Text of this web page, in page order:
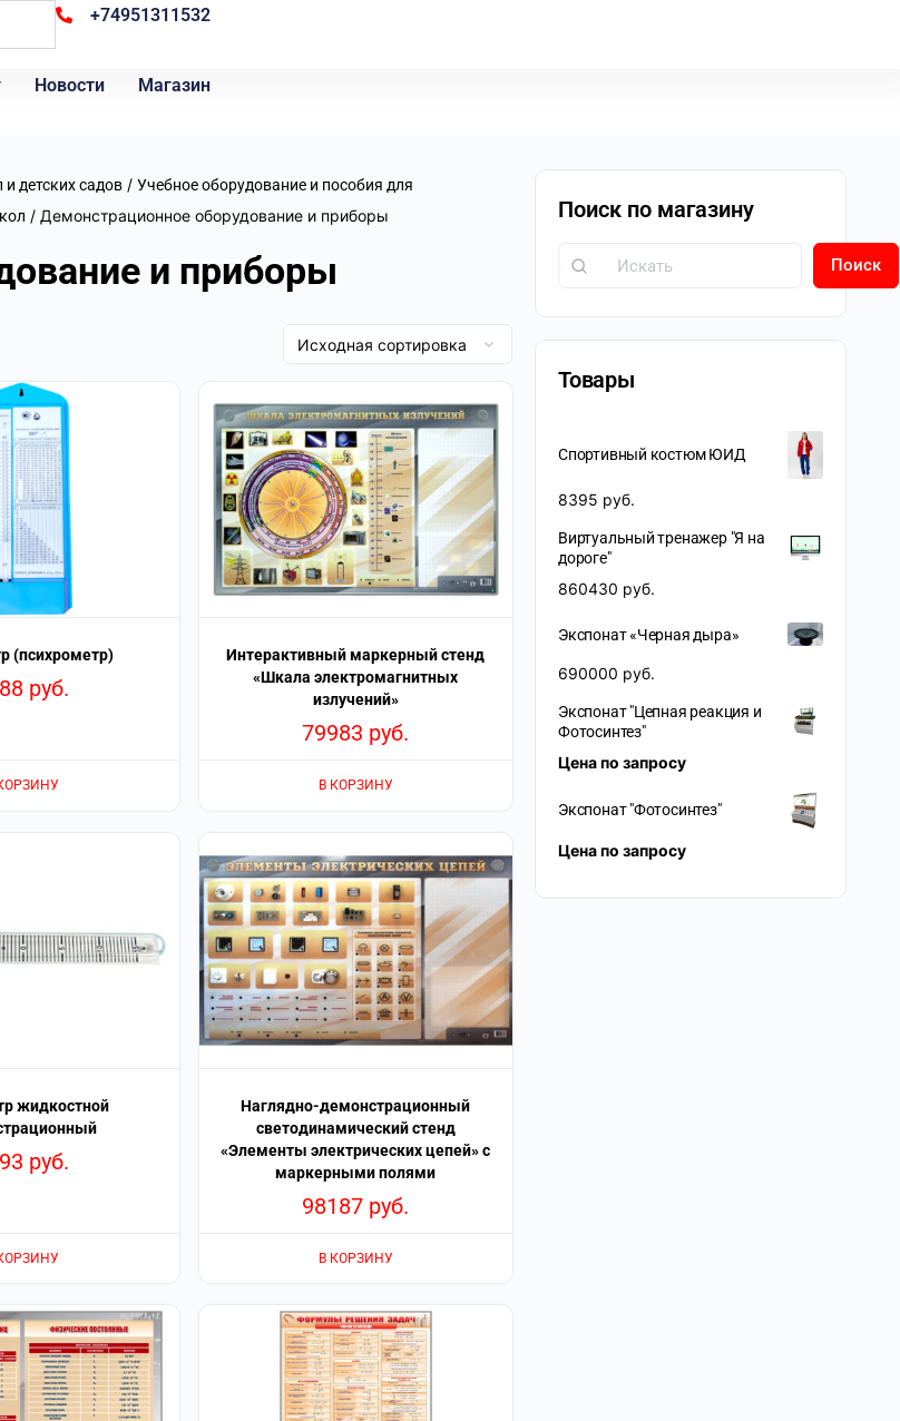
+74951311532
Новости Магазин
детских садов / Учебное оборудование и пособия для
/ Демонстрационное оборудование и приборы
и приборы
(психрометр)
руб.
Интерактивный маркерный стенд
«Шкала электромагнитных
излучений»
79983 руб.
В КОРЗИНУ
жидкостной
руб.
Наглядно-демонстрационный
светодинамический стенд
«Элементы электрических цепей» с
маркерными полями
98187 руб.
В КОРЗИНУ
Поиск по магазину
Поиск
Товары
Спортивный костюм ЮИД
8395 руб.
Виртуальный тренажер "Я на
дороге"
860430 руб.
Экспонат «Черная дыра»
690000 руб.
Экспонат "Цепная реакция и
Фотосинтез"
Цена по запросу
Экспонат "Фотосинтез"
Цена по запросу